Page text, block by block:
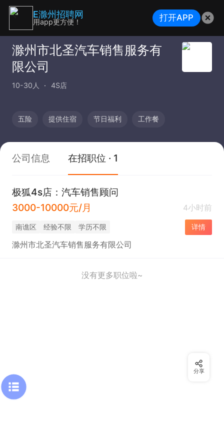
滁州市北圣汽车销售服务有
限公司
10-30人 4S店
五险 提供住宿 节日福利 工作餐
公司信息 在招职位 · 1
极狐4s店：汽车销售顾问
3000-10000元/月
4小时前
南谯区 经验不限 学历不限 详情
滁州市北圣汽车销售服务有限公司
没有更多职位啦~
分享
E滁州招聘网
用app更方便！ 打开APP